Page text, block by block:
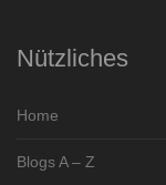
Nützliches
Home
Blogs A – Z